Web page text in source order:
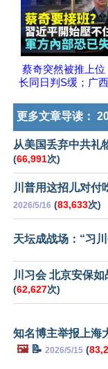
蔡奇突然被推上位
长同日判S缓；广
更多文章导读：
从美国丢弃中共礼
(66,991次)
川普用这招儿对付
2026/5/16 (83,633次)
天坛成战场：“习
川习会 北京安保
(62,627次)
知名博主举报上海
🖼️📝 2026/5/15 (